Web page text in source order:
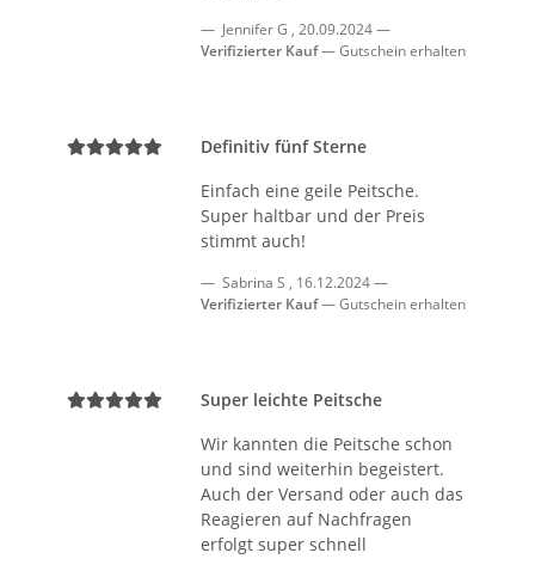
Jennifer G , 20.09.2024
Verifizierter Kauf
Gutschein erhalten
Definitiv fünf Sterne
Einfach eine geile Peitsche.
Super haltbar und der Preis
stimmt auch!
Sabrina S , 16.12.2024
Verifizierter Kauf
Gutschein erhalten
Super leichte Peitsche
Wir kannten die Peitsche schon
und sind weiterhin begeistert.
Auch der Versand oder auch das
Reagieren auf Nachfragen
erfolgt super schnell